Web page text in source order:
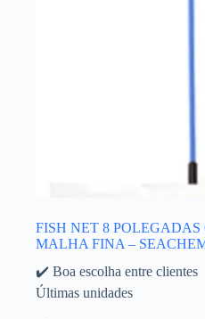
FISH NET 8
MALHA FINA –
✔️ Boa escolha entre clientes
Últimas unidades